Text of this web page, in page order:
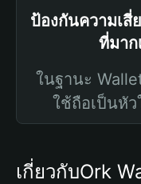
ป้องกันความเ
ที่มาก
ในฐานะ
ใช้ถือเป็นหั
เกี่ยวกับOrk